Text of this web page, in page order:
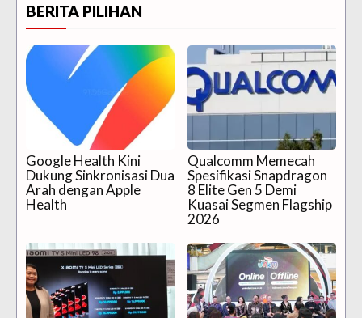
BERITA PILIHAN
Google Health Kini
Dukung Sinkronisasi Dua
Arah dengan Apple
Health
Qualcomm Memecah
Spesifikasi Snapdragon
8 Elite Gen 5 Demi
Kuasai Segmen Flagship
2026